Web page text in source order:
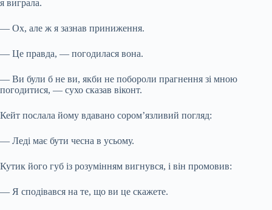
я виграла.
— Ох, але ж я зазнав приниження.
— Це правда, — погодилася вона.
— Ви були б не ви, якби не побороли прагнення зі мною
погодитися, — сухо сказав віконт.
Кейт послала йому вдавано сором’язливий погляд:
— Леді має бути чесна в усьому.
Кутик його губ із розумінням вигнувся, і він промовив:
— Я сподівався на те, що ви це скажете.